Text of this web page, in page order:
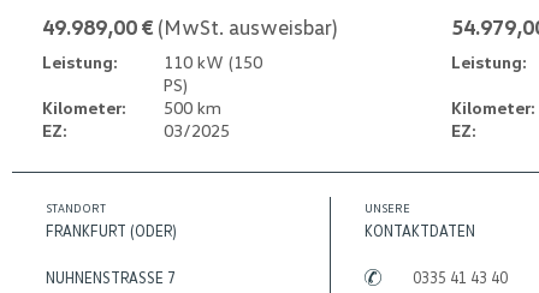
49.989,00 € (MwSt. ausweisbar)
Leistung:
110 kW (150
PS)
Kilometer:
500 km
EZ:
03/2025
Leistung:
Kilometer:
EZ:
STANDORT
FRANKFURT (ODER)
NUHNENSTRASSE 7
UNSERE
KONTAKTDATEN
0335 41 43 40